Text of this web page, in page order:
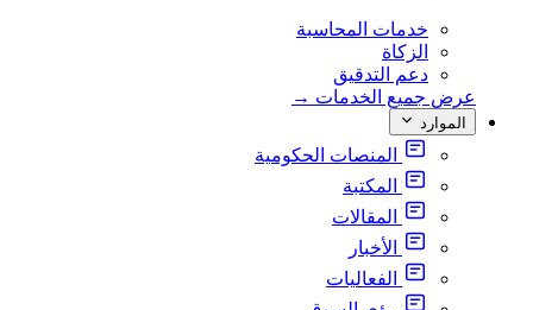
خدمات المحاسبة
الزكاة
دعم التدقيق
عرض جميع الخدمات →
الموارد
المنصات الحكومية
المكتبة
المقالات
الأخبار
الفعاليات